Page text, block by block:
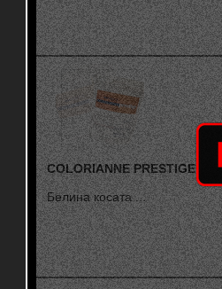
COLORIANNE PRESTIGE
Белина косата ...